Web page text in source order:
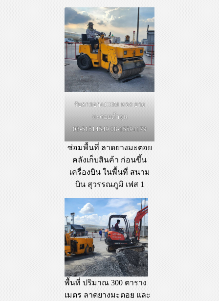
รับลาดยาง.COM หจก.ยาง
มะตอยค้ำจุน
08-51514549 08-15594179
ซ่อมพื้นที่ ลาดยางมะตอย
คลังเก็บสินค้า ก่อนขึ้น
เครื่องบิน ในพื้นที่ สนาม
บิน สุวรรณภูมิ เฟส 1
พื้นที่ ปริมาณ 300 ตาราง
เมตร ลาดยางมะตอย และ